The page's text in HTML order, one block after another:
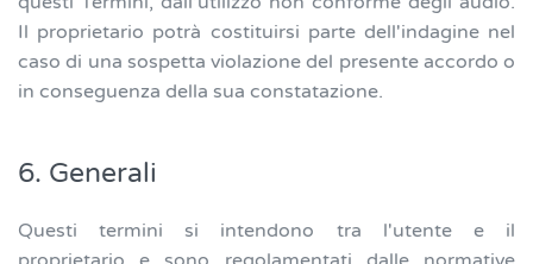
Il proprietario potrà costituirsi parte dell'indagine nel
caso di una sospetta violazione del presente accordo o
in conseguenza della sua constatazione.
6. Generali
Questi termini si intendono tra l'utente e il